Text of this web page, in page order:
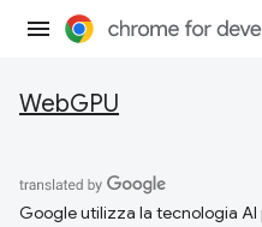
WebGPU
Google utilizza la tecnologia